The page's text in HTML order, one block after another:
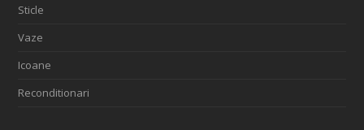
Sticle
Vaze
Icoane
Reconditionari